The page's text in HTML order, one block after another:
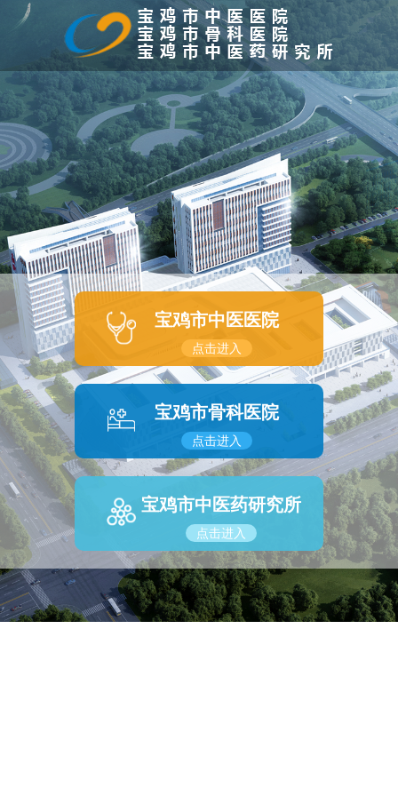
宝鸡市中医医院
点击进入
宝鸡市骨科医院
点击进入
宝鸡市中医药研究所
点击进入